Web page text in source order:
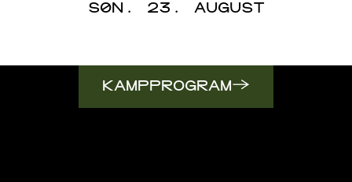
SØN. 23. AUGUST
KAMPPROGRAM→